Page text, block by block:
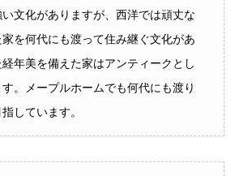
文化がありますが、西洋では頑丈な
を何代にも渡って住み継ぐ文化があ
年美を備えた家はアンティークとし
。メープルホームでも何代にも渡り
しています。